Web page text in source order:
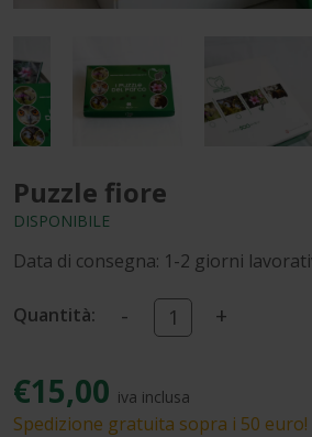
Puzzle fiore
DISPONIBILE
Data di consegna: 1-2 giorni
Quantità: - +
€15,00 iva inclusa
Spedizione gratuita sopra i 50 euro!